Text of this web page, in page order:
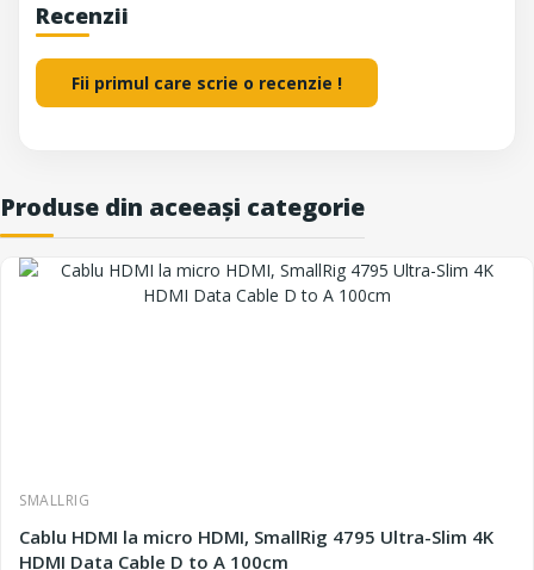
Recenzii
Fii primul care scrie o recenzie !
Produse din aceeași categorie
SMALLRIG
Cablu HDMI la micro HDMI, SmallRig 4795 Ultra-Slim 4K
HDMI Data Cable D to A 100cm